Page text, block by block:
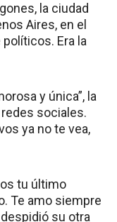
la ciudad
Aires, en el
políticos. Era la
y única”, la
sociales.
ya no te vea,
tu último
Te amo siempre
su otra